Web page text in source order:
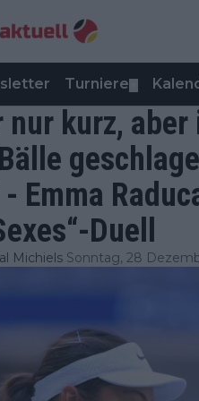
Turniere
nur kurz,
- Emma
Duell
Michiels Sonntag, 28